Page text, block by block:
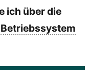
ich über die
Betriebssystem